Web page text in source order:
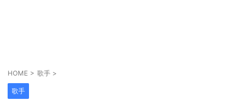
HOME > 歌手 >
歌手